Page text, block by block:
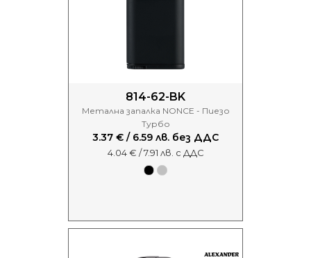
814-62-BK
Метална запалка NONCE - Пиезо
Турбо
3.37 € / 6.59 лв. без ДДС
4.04 € / 7.91 лв. с ДДС